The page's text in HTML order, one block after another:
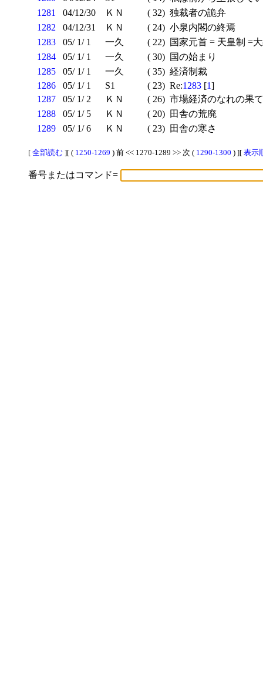
1281
04/12/30 ＫＮ ( 32) 独裁者の詭弁
1282
04/12/31 ＫＮ ( 24) 小泉内閣の終焉
1283
05/ 1/ 1 一久 ( 22) 国家元首 = 天皇制 =
1284
05/ 1/ 1 一久 ( 30) 国の始まり
1285
05/ 1/ 1 一久 ( 35) 経済制裁
1286
05/ 1/ 1 S1 ( 23) Re:1283 [1]
1287
05/ 1/ 2 ＫＮ ( 26) 市場経済のなれの果て
1288
05/ 1/ 5 ＫＮ ( 20) 田舎の荒廃
1289
05/ 1/ 6 ＫＮ ( 23) 田舎の寒さ
[ 全部読む ][ ( 1250-1269 ) 前 << 1270-1289 >> 次 ( 1290-1300 ) ][ 表示
番号またはコマンド=